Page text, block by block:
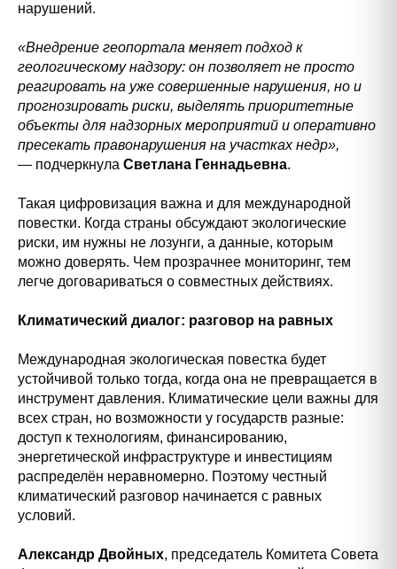
нарушений.
«Внедрение геопортала меняет подход к
геологическому надзору: он позволяет не просто
реагировать на уже совершенные нарушения, но и
прогнозировать риски, выделять приоритетные
объекты для надзорных мероприятий и оперативно
пресекать правонарушения на участках недр»,
— подчеркнула Светлана Геннадьевна.
Такая цифровизация важна и для международной
повестки. Когда страны обсуждают экологические
риски, им нужны не лозунги, а данные, которым
можно доверять. Чем прозрачнее мониторинг, тем
легче договариваться о совместных действиях.
Климатический диалог: разговор на равных
Международная экологическая повестка будет
устойчивой только тогда, когда она не превращается в
инструмент давления. Климатические цели важны для
всех стран, но возможности у государств разные:
доступ к технологиям, финансированию,
энергетической инфраструктуре и инвестициям
распределён неравномерно. Поэтому честный
климатический разговор начинается с равных
условий.
Александр Двойных, председатель Комитета Совета